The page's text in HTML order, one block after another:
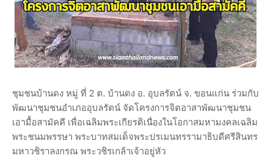
ชุมชนบ้านดง หมู่ ที่ 2 ต. บ้านดง อ. อุบลรัตน์ จ. ขอนแก่น ร่วมกับ
พัฒนาชุมชนอำเภออุบลรัตน์ จัดโครงการจิตอาสาพัฒนาชุมชน
เอามื้อสามัคคี เพื่อเฉลิมพระเกียรติเนื่องในโอกาสมหามงคลเฉลิม
พระชนมพรรษา พระบาทสมเด็จพระปรเมนทรรามาธิบดีศรีสินทร
มหาวชิราลงกรณ พระวชิรเกล้าเจ้าอยู่หัว